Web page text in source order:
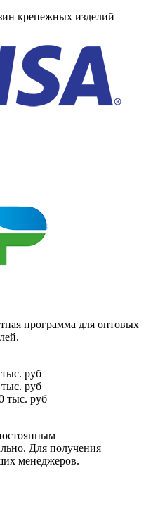
крепежных изделий
программа для оптовых
руб
руб
тыс. руб
Для получения
менеджеров.